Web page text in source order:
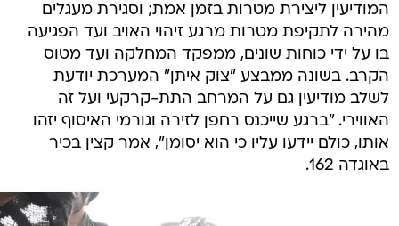
המודיעין ליצירת מטרות בזמן אמת; וסגירת מעגלים
מהירה לתקיפת מטרות מרגע זיהוי האויב ועד הפגיעה
בו על ידי כוחות שונים, ממפקד המחלקה ועד מטוס
הקרב. בשונה ממבצע "צוק איתן" המערכת יודעת
לשלב מודיעין גם על המרחב התת-קרקעי ועל זה
האווירי. "ברגע שייכנס רחפן לזירה וגורמי האיסוף יזהו
אותו, כולם יידעו עליו כי הוא יסומן", אמר קצין בכיר
באוגדה 162.